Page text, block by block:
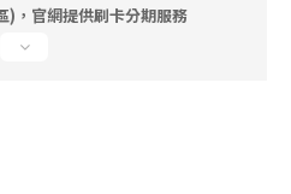
)，官網提供刷卡分期服務